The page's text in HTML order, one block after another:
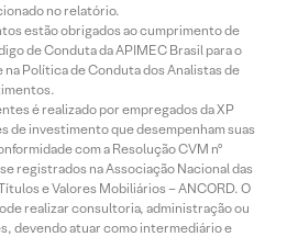
no relatório.
estão obrigados ao cumprimento de
de Conduta da APIMEC Brasil para o
Política de Conduta dos Analistas de
é realizado por empregados da XP
de investimento que desempenham suas
com a Resolução CVM nº
registrados na Associação Nacional das
e Valores Mobiliários – ANCORD. O
realizar consultoria, administração ou
devendo atuar como intermediário e